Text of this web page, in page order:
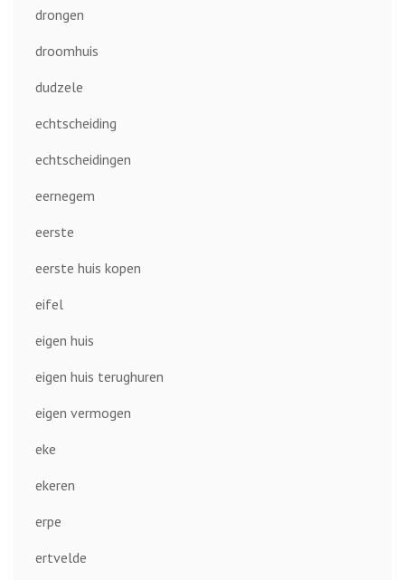
drongen
droomhuis
dudzele
echtscheiding
echtscheidingen
eernegem
eerste
eerste huis kopen
eifel
eigen huis
eigen huis terughuren
eigen vermogen
eke
ekeren
erpe
ertvelde